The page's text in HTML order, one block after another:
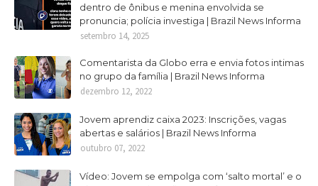
dentro de ônibus e menina envolvida se
pronuncia; polícia investiga | Brazil News Informa
setembro 14, 2025
Comentarista da Globo erra e envia fotos intimas
no grupo da família | Brazil News Informa
dezembro 12, 2022
Jovem aprendiz caixa 2023: Inscrições, vagas
abertas e salários | Brazil News Informa
outubro 07, 2022
Vídeo: Jovem se empolga com ‘salto mortal’ e o